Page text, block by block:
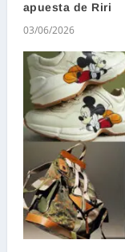
apuesta de Riri
03/06/2026